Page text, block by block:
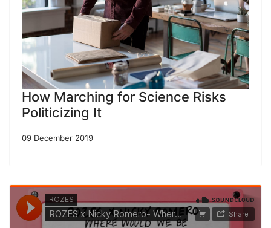
How Marching for Science Risks
Politicizing It
09 December 2019